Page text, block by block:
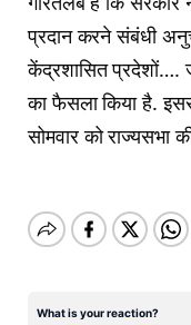
प्रदान करने संबंधी
केंद्रशासित प्रदेशों….
का फैसला किया है.
सोमवार को राज्यसभा